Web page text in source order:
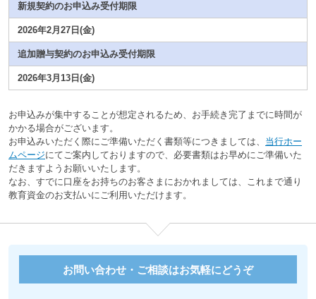
新規契約のお申込み受付期限
2026年2月27日(金)
追加贈与契約のお申込み受付期限
2026年3月13日(金)
お申込みが集中することが想定されるため、お手続き完了までに時間が
かかる場合がございます。
お申込みいただく際にご準備いただく書類等につきましては、 当行ホー
ムページにてご案内しておりますので、必要書類はお早めにご準備いた
だきますようお願いいたします。
なお、すでに口座をお持ちのお客さまにおかれましては、これまで通り
教育資金のお支払いにご利用いただけます。
お問い合わせ・ご相談はお気軽にどうぞ